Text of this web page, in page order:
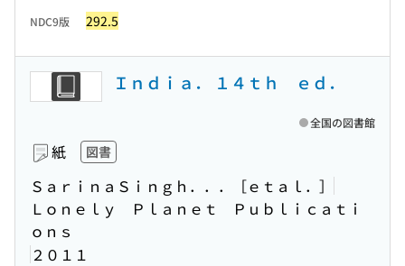
NDC9版 292.5
Ｉｎｄｉａ． １４ｔｈ ｅｄ．
紙 図書
ＳａｒｉｎａＳｉｎｇｈ．．．［ｅｔａｌ．］
Ｌｏｎｅｌｙ Ｐｌａｎｅｔ Ｐｕｂｌｉｃａｔｉ
ｏｎｓ
２０１１
全国の図書館